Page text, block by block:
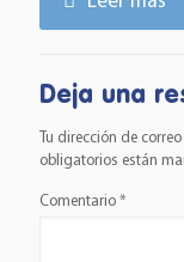
Deja una
Tu dirección de
obligatorios están
Comentario *